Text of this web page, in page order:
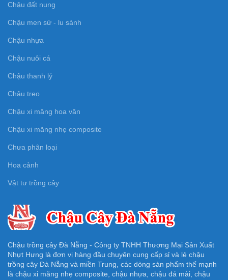
Chậu đất nung
Chậu men sứ - lu sành
Chậu nhựa
Chậu nuôi cá
Chậu thanh lý
Chậu treo
Chậu xi măng hoa văn
Chậu xi măng nhẹ composite
Chưa phân loại
Hoa cảnh
Vật tư trồng cây
Chậu trồng cây Đà Nẵng - Công ty TNHH Thương Mại Sản Xuất
Nhựt Hưng là đơn vị hàng đầu chuyên cung cấp sỉ và lẻ chậu
trồng cây Đà Nẵng và miền Trung, các dòng sản phẩm thế mạnh
là chậu xi măng nhẹ composite, chậu nhựa, chậu đá mài, chậu